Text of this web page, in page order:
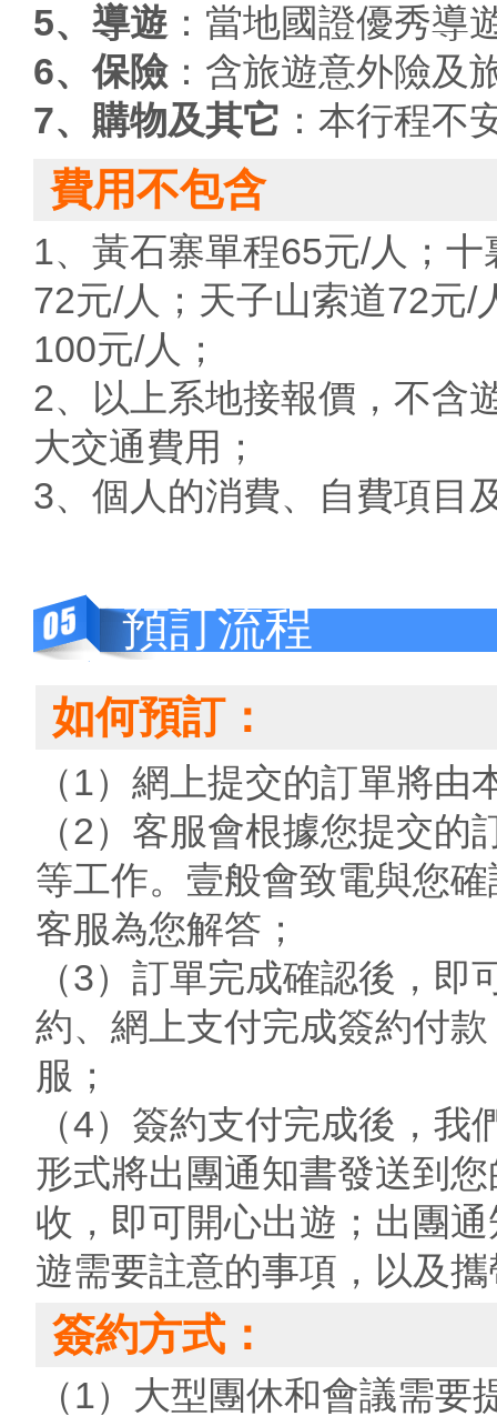
5、導遊 ：當地國證優秀導
6、保險：含旅遊意外險及
7、購物及其它 ：本行程不
費用不包含
1、黃石寨單程65元/人；
72元/人；天子山索道72元/
100元/人；
2、以上系地接報價，不含
大交通費用；
3、個人的消費、自費項目
預訂流程
如何預訂：
（1）網上提交的訂單將
（2）客服會根據您提交
等工作。壹般會致電與您
客服為您解答；
（3）訂單完成確認後，
約、網上支付完成簽約付
服；
（4）簽約支付完成後，
形式將出團通知書發送到
收，即可開心出遊；出團
遊需要註意的事項，以及
簽約方式：
（1）大型團休和會議需